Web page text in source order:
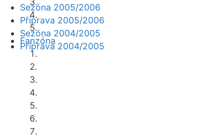
Fanzóna
Sezóna 2005/2006
Příprava 2005/2006
Sezóna 2004/2005
Příprava 2004/2005